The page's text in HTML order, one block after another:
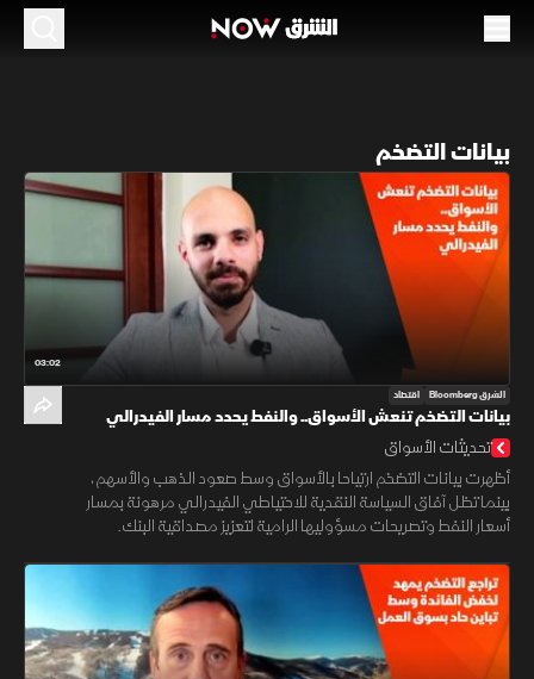
بيانات التضخم
03:02
الشرق Bloomberg اقتصاد
بيانات التضخم تنعش الأسواق.. والنفط يحدد مسار الفيدرالي
تحديثات الأسواق
أظهرت بيانات التضخم ارتياحا بالأسواق وسط صعود الذهب والأسهم،
بينما تظل آفاق السياسة النقدية للاحتياطي الفيدرالي مرهونة بمسار
أسعار النفط وتصريحات مسؤوليها الرامية لتعزيز مصداقية البنك.